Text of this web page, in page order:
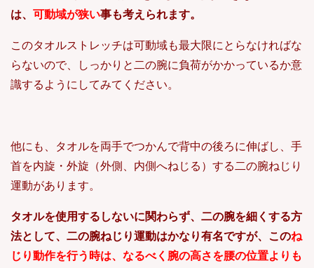
は、 可動域が狭い事も考えられます。
このタオルストレッチは可動域も最大限にとらなければな
らないので、しっかりと二の腕に負荷がかかっているか意
識するようにしてみてください。
他にも、タオルを両手でつかんで背中の後ろに伸ばし、手
首を内旋・外旋（外側、内側へねじる）する二の腕ねじり
運動があります。
タオルを使用するしないに関わらず、二の腕を細くする方
法として、二の腕ねじり運動はかなり有名ですが、このね
じり動作を行う時は、なるべく腕の高さを腰の位置よりも